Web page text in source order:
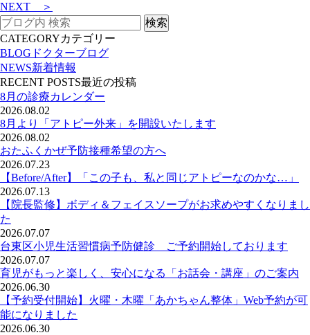
NEXT ＞
CATEGORYカテゴリー
BLOG ドクターブログ
NEWS新着情報
RECENT POSTS最近の投稿
8月の診療カレンダー
2026.08.02
8月より「アトピー外来」を開設いたします
2026.08.02
おたふくかぜ予防接種希望の方へ
2026.07.23
【Before/After】「この子も、私と同じアトピーなのかな…」
2026.07.13
【院長監修】ボディ＆フェイスソープがお求めやすくなりまし
た
2026.07.07
台東区小児生活習慣病予防健診 ご予約開始しております
2026.07.07
育児がもっと楽しく、安心になる「お話会・講座」のご案内
2026.06.30
【予約受付開始】火曜・木曜「あかちゃん整体」Web予約が可
能になりました
2026.06.30